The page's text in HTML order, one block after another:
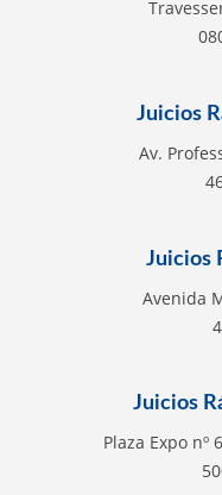
Juicios
Av.
Juicios
Avenida
Juicios
Plaza Expo nº